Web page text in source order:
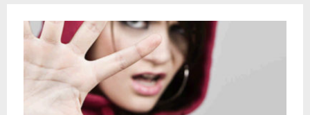
Kamer
over
gebrek
voortgang